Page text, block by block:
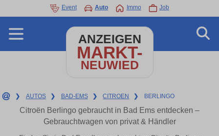
Event Auto Immo Job
ANZEIGEN
MARKT-
NEUWIED
❯ AUTOS ❯ BAD-EMS ❯ CITROEN ❯ BERLINGO
Citroën Berlingo gebraucht in Bad Ems entdecken –
Gebrauchtwagen von privat & Händler